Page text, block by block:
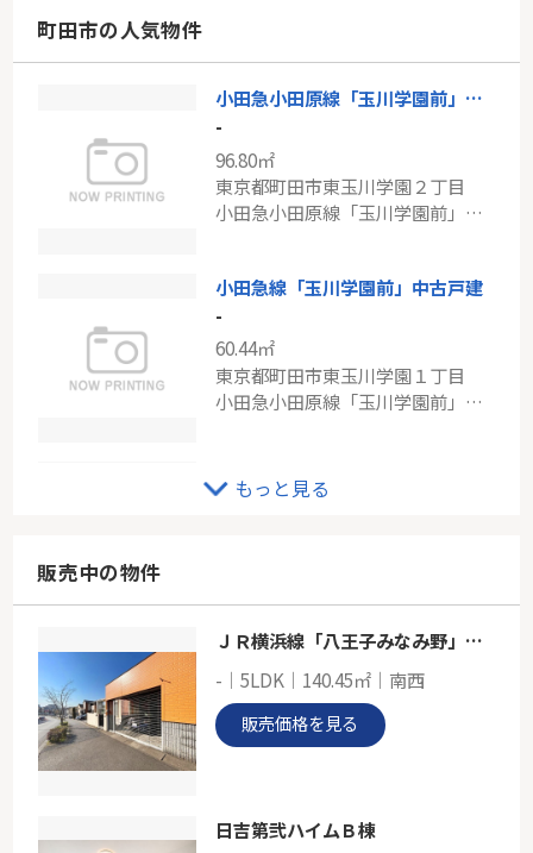
73.45㎡
神奈川県横浜市都筑区佐江戸町
町田市の人気物件
小田急小田原線「玉川学園前」新築
-
96.80㎡
東京都町田市東玉川学園２丁目
小田急小田原線「玉川学園前」駅 徒歩17分
小田急線「玉川学園前」中古戸建
-
60.44㎡
東京都町田市東玉川学園１丁目
小田急小田原線「玉川学園前」駅 徒歩13分
円
-
125.08㎡
東京都町田市東玉川学園２丁目
もっと見る
販売中の物件
ＪＲ横浜線「八王子みなみ野」中古戸建
-｜5LDK｜140.45㎡｜南西
販売価格を見る
日吉第弐ハイムＢ棟